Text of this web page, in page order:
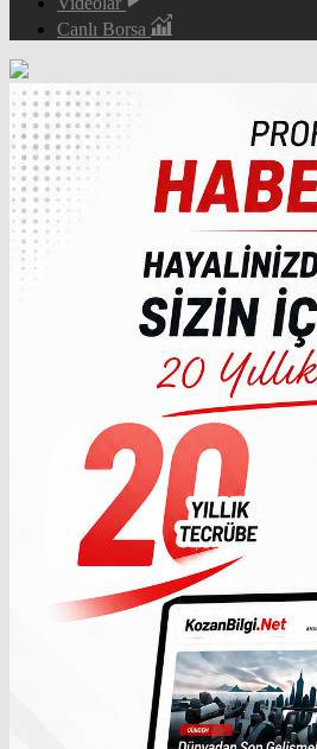
Canlı Borsa